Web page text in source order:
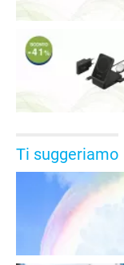
Ti suggeriamo